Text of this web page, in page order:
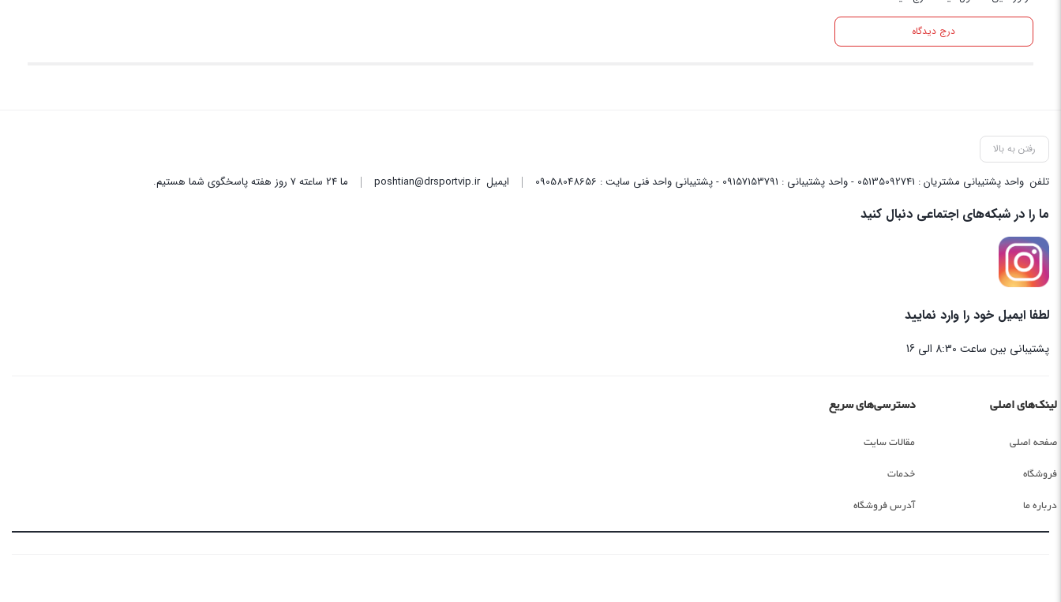
درج دیدگاه
رفتن به بالا
تلفن واحد پشتیبانی مشتریان : 05135092741 - واحد پشتیبانی : 09157153791 - پشتیبانی واحد فنی سایت : 09058048656 ایمیلposhtian@drsportvip.ir ما 24 ساعته 7 روز هفته پاسخگوی شما هستیم.
ما را در شبکه‌های اجتماعی دنبال کنید
لطفا ایمیل خود را وارد نمایید
پشتیبانی بین ساعت 8:30 الی 16
لینک‌های اصلی
صفحه اصلی
فروشگاه
درباره ما
دسترسی‌های سریع
مقالات سایت
خدمات
آدرس فروشگاه